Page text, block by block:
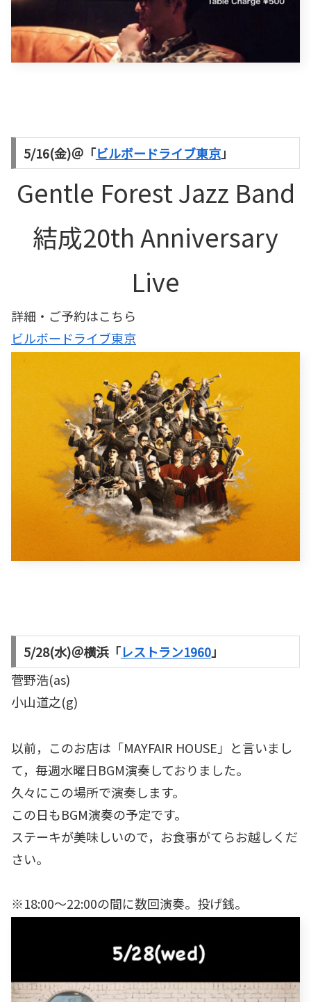
5/16(金)＠「ビルボードライブ東京」
Gentle Forest Jazz Band
結成20th Anniversary
Live
詳細・ご予約はこちら
ビルボードライブ東京
5/28(水)＠横浜「レストラン1960」
菅野浩(as)
小山道之(g)
以前，このお店は「MAYFAIR HOUSE」と言いまし
て，毎週水曜日BGM演奏しておりました。
久々にこの場所で演奏します。
この日もBGM演奏の予定です。
ステーキが美味しいので，お食事がてらお越しくだ
さい。
※18:00〜22:00の間に数回演奏。投げ銭。